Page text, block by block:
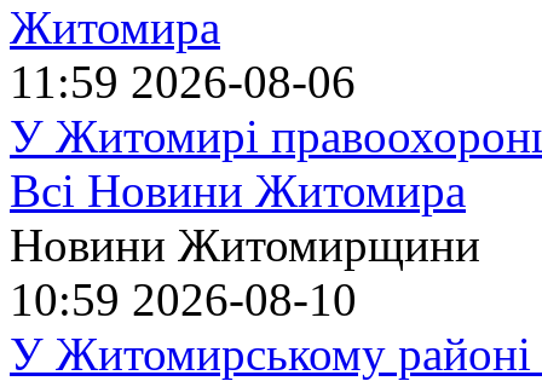
Житомира
11:59 2026-08-06
У Житомирі
Всі Новини Житомира
Новини Житомирщини
10:59 2026-08-10
У Житомирському районі